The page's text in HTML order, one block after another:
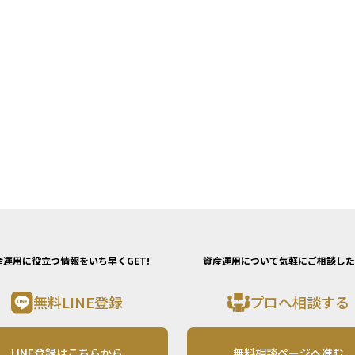
運用に役立つ情報をいち早くGET!
無料LINE登録
資産運用について気軽にご相談し
プロへ相談する